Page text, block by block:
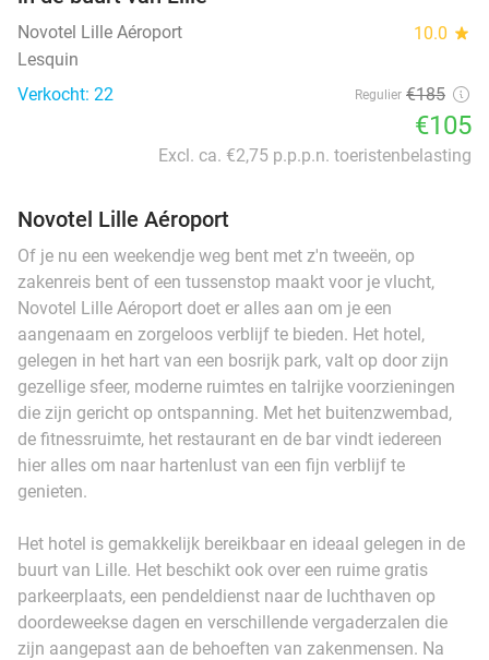
Novotel Lille Aéroport 10.0 star
Lesquin
Verkocht: 22
Regulier €185
€105
Excl. ca. €2,75 p.p.p.n. toeristenbelasting
Novotel Lille Aéroport
Of je nu een weekendje weg bent met z'n tweeën, op
zakenreis bent of een tussenstop maakt voor je vlucht,
Novotel Lille Aéroport doet er alles aan om je een
aangenaam en zorgeloos verblijf te bieden. Het hotel,
gelegen in het hart van een bosrijk park, valt op door zijn
gezellige sfeer, moderne ruimtes en talrijke voorzieningen
die zijn gericht op ontspanning. Met het buitenzwembad,
de fitnessruimte, het restaurant en de bar vindt iedereen
hier alles om naar hartenlust van een fijn verblijf te
genieten.
Het hotel is gemakkelijk bereikbaar en ideaal gelegen in de
buurt van Lille. Het beschikt ook over een ruime gratis
parkeerplaats, een pendeldienst naar de luchthaven op
doordeweekse dagen en verschillende vergaderzalen die
zijn aangepast aan de behoeften van zakenmensen. Na